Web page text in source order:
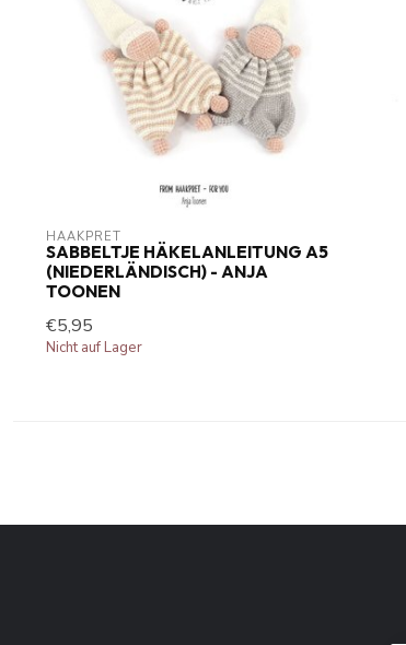
HAAKPRET
SABBELTJE HÄKELANLEITUNG A5
(NIEDERLÄNDISCH) - ANJA
TOONEN
€5,95
Nicht auf Lager